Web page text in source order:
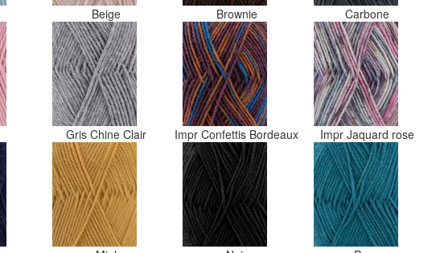
Beige Brownie Carbone
Gris Chine Clair Impr Confettis Bordeaux Impr Jaquard rose